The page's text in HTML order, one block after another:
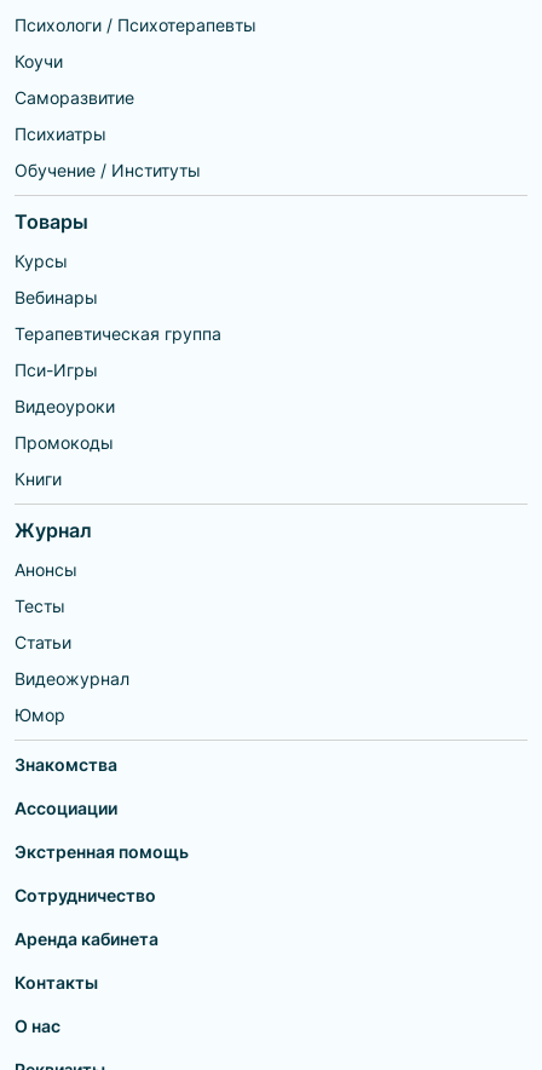
Психологи / Психотерапевты
Коучи
Саморазвитие
Психиатры
Обучение / Институты
Товары
Курсы
Вебинары
Терапевтическая группа
Пси-Игры
Видеоуроки
Промокоды
Книги
Журнал
Анонсы
Тесты
Статьи
Видеожурнал
Юмор
Знакомства
Ассоциации
Экстренная помощь
Сотрудничество
Аренда кабинета
Контакты
О нас